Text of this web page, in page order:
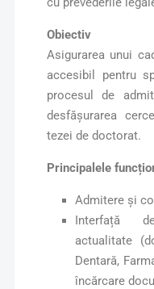
Obiectiv
Asigurarea unui
accesibil pentru
procesul de
desfășurarea
tezei de doctorat.
Principalele
Admitere și
Interfață
actualitate
Dentară,
încărcare